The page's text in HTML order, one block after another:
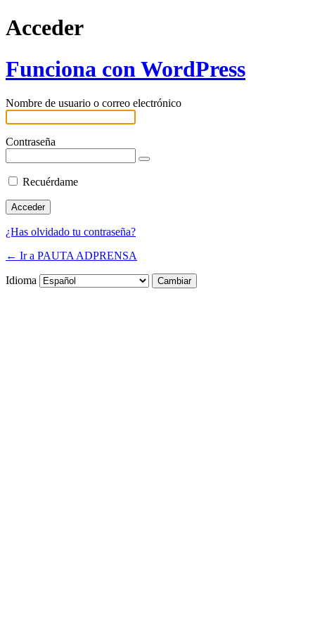
Acceder
Funciona con WordPress
Nombre de usuario o correo electrónico
Contraseña
Recuérdame
¿Has olvidado tu contraseña?
← Ir a PAUTA ADPRENSA
Idioma